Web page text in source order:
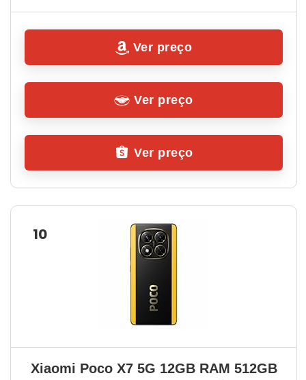
Ver preço
Ver preço
Ver preço
10
Xiaomi Poco X7 5G 12GB RAM 512GB